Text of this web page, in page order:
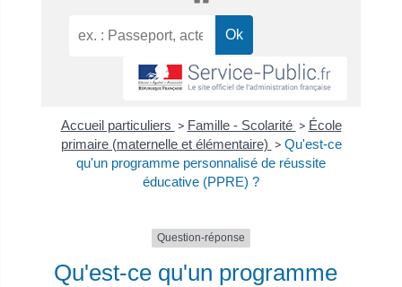
Accueil particuliers > Famille - Scolarité > École
primaire (maternelle et élémentaire) > Qu'est-ce
qu'un programme personnalisé de réussite
éducative (PPRE) ?
Question-réponse
Qu'est-ce qu'un programme